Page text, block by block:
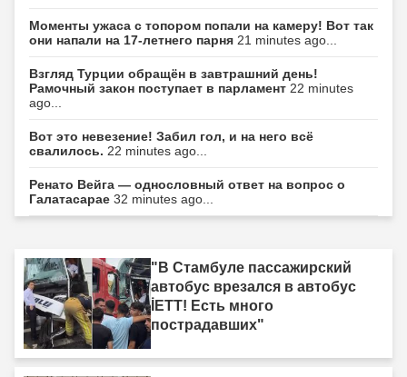
Моменты ужаса с топором попали на камеру! Вот так
они напали на 17-летнего парня 21 minutes ago...
Взгляд Турции обращён в завтрашний день!
Рамочный закон поступает в парламент 22 minutes
ago...
Вот это невезение! Забил гол, и на него всё
свалилось. 22 minutes ago...
Ренато Вейга — однословный ответ на вопрос о
Галатасарае 32 minutes ago...
"В Стамбуле пассажирский
автобус врезался в автобус
İETT! Есть много
пострадавших"